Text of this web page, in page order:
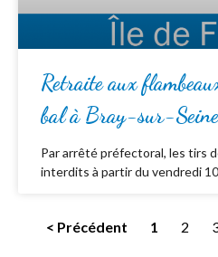
Retraite aux
bal à Bray-sur-
Par arrêté préfectoral, les tirs
interdits à partir du vendredi 10
< Précédent 1 2